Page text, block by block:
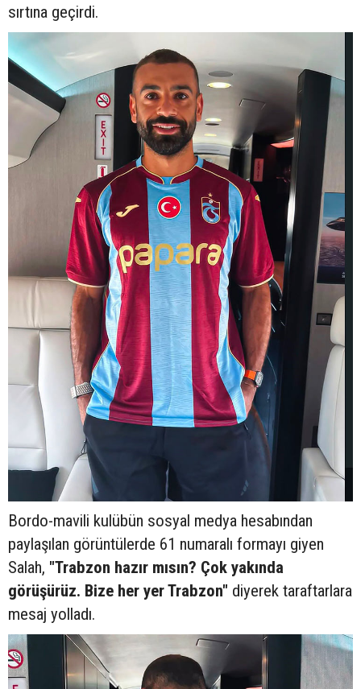
sırtına geçirdi.
Bordo-mavili kulübün sosyal medya hesabından
paylaşılan görüntülerde 61 numaralı formayı giyen
Salah, "Trabzon hazır mısın? Çok yakında
görüşürüz. Bize her yer Trabzon" diyerek taraftarlara
mesaj yolladı.